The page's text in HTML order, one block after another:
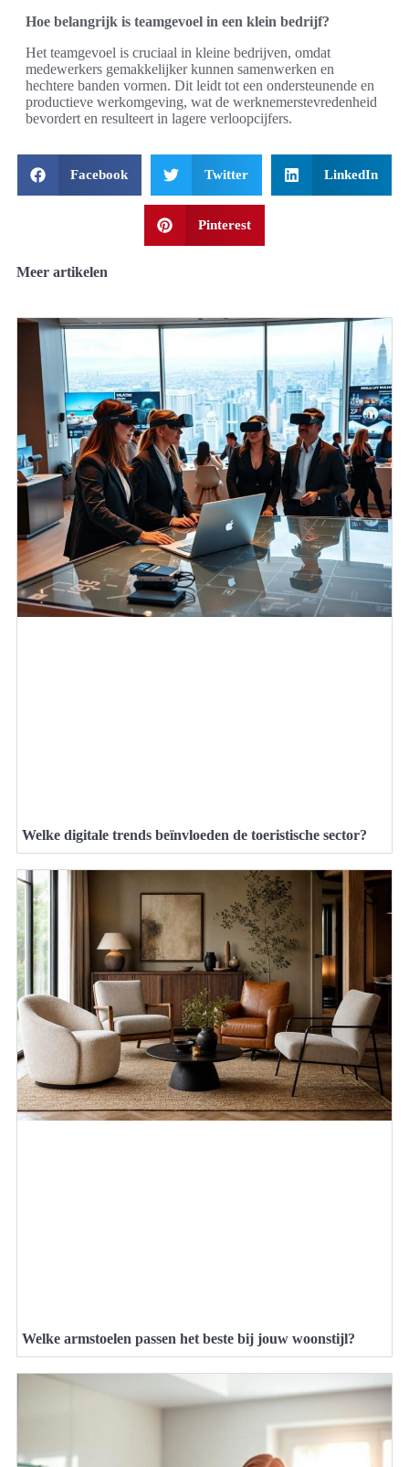
Hoe belangrijk is teamgevoel in een klein bedrijf?
Het teamgevoel is cruciaal in kleine bedrijven, omdat
medewerkers gemakkelijker kunnen samenwerken en
hechtere banden vormen. Dit leidt tot een ondersteunende en
productieve werkomgeving, wat de werknemerstevredenheid
bevordert en resulteert in lagere verloopcijfers.
Facebook Twitter LinkedIn
Pinterest
Meer artikelen
Welke digitale trends beïnvloeden de toeristische sector?
Welke armstoelen passen het beste bij jouw woonstijl?